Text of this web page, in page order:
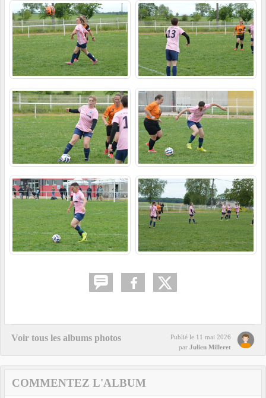
Voir tous les albums photos Publié le 11 mai 2026
par Julien Milleret
COMMENTEZ L'ALBUM